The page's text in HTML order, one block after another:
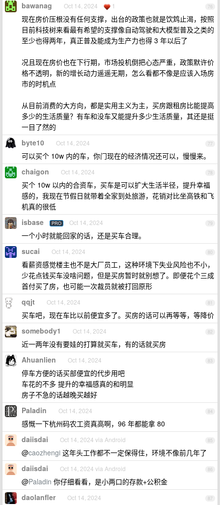
76
bawanag Oct 14, 2024 1
现在房价压根没有任何支撑，出台的政策也就是饮鸩止渴，按照
目前科技树来看最有希望的支撑像自动驾驶和大模型普及之类的
至少也得两年，真正普及能成为生产力也得 3 年以后了
况且现在房价也在下行期，市场投机倒把心态严重，政策默许价
格不透明，新的增长动力遥遥无期，怎么看都不像是应该入场房
市的时机点
从目前消费的大方向，都是实用主义为主，买房跟租房比能提高
多少的生活质量？有车和没车又能提升多少生活质量，其还是挺
一目了然的
77
byte10 Oct 14, 2024
可以买个 10w 内的车，你门现在的经济情况还可以，慢慢来。
78
chaigon Oct 14, 2024
买个 10w 以内的合资车，买车是可以扩大生活半径，提升幸福
感的，我现在节假日就带着全家到处旅游，花销对比坐高铁和飞
机真的很低
79
isbase PRO Oct 14, 2024
一个小时就能回家的话，还是买车合理。
80
sucai Oct 14, 2024
看薪资感觉楼主也不是大厂员工，这种环境下失业风险也不小，
少花点钱买车没啥问题，但是买房暂时就别想了。即便花个三成
首付买了房，也可能一次裁员就被打回原形
81
qqjt Oct 14, 2024
买车吧，现在车比以前便宜多了。买房的话可以再等等，等降价
82
somebody1 Oct 14, 2024
近一两年没有要娃的打算就买车，有的话就买房
83
Ahuanlien Oct 14, 2024
停车方便的话买部便宜的代步用吧
车花的不多 提升的幸福感真的和明显
房子不急的话越晚买越好
84
Paladin Oct 14, 2024
感慨一下杭州码农工资真高啊，96 年都能拿 80
85
daiisdai Oct 14, 2024 via Android
@caozhengi 这年头工作都不一定保得住，环境不像前几年了
86
daiisdai Oct 14, 2024 via Android
@Paladin 你仔细看看，是小两口的存款+公积金
87
daolanfler Oct 14, 2024